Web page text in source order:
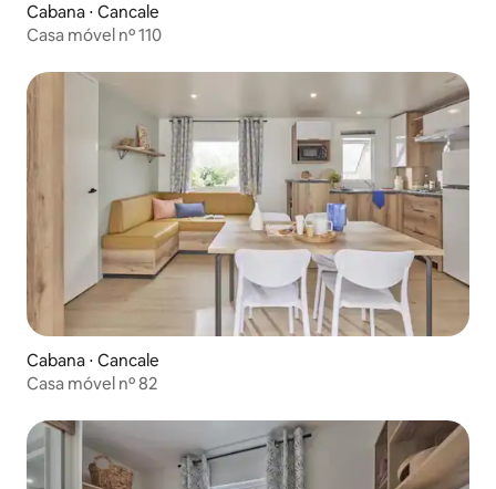
Cabana ⋅ Cancale
Casa móvel nº 110
Cabana ⋅ Cancale
Casa móvel nº 82